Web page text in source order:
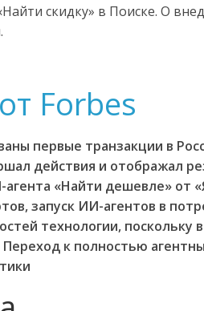
скидку» в Поиске. О
Forbes
первые транзакции в
действия и отображал
«Найти дешевле» от
запуск ИИ-агентов в
технологии, поскольку
к полностью